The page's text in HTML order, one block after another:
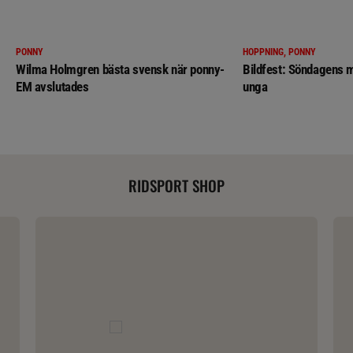
PONNY
Wilma Holmgren bästa svensk när ponny-
EM avslutades
HOPPNING, PONNY
Bildfest: Söndagens
unga
RIDSPORT SHOP